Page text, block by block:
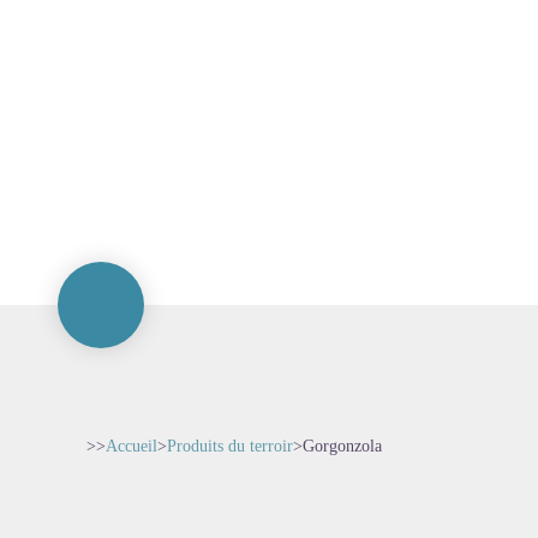
>>Accueil>Produits du terroir>Gorgonzola